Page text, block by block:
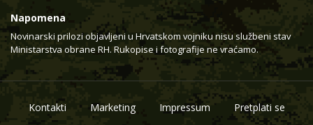
Napomena
Novinarski prilozi objavljeni u Hrvatskom vojniku nisu službeni stav
Ministarstva obrane RH. Rukopise i fotografije ne vraćamo.
Kontakti Marketing Impressum
Pretplati se